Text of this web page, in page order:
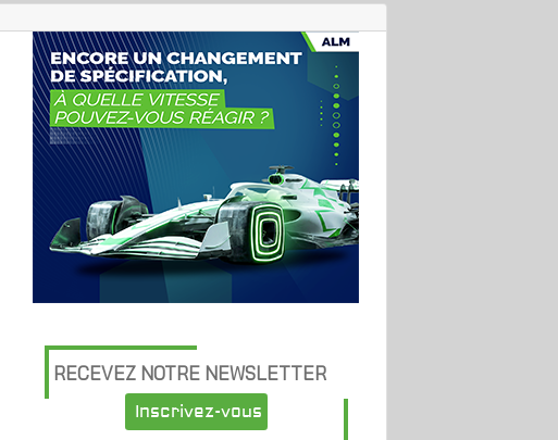
RECEVEZ NOTRE NEWSLETTER
Inscrivez-vous